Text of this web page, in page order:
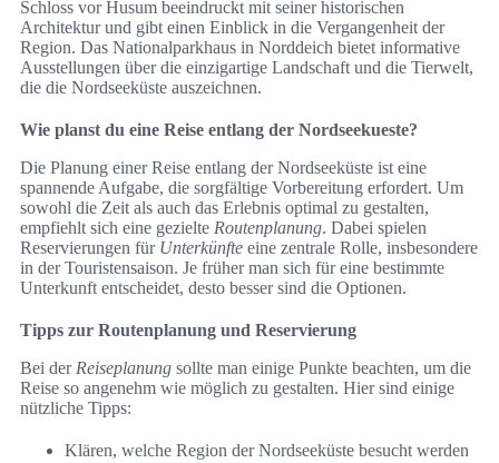
Schloss vor Husum beeindruckt mit seiner historischen
Architektur und gibt einen Einblick in die Vergangenheit der
Region. Das Nationalparkhaus in Norddeich bietet informative
Ausstellungen über die einzigartige Landschaft und die Tierwelt,
die die Nordseeküste auszeichnen.
Wie planst du eine Reise entlang der Nordseekueste?
Die Planung einer Reise entlang der Nordseeküste ist eine
spannende Aufgabe, die sorgfältige Vorbereitung erfordert. Um
sowohl die Zeit als auch das Erlebnis optimal zu gestalten,
empfiehlt sich eine gezielte Routenplanung. Dabei spielen
Reservierungen für Unterkünfte eine zentrale Rolle, insbesondere
in der Touristensaison. Je früher man sich für eine bestimmte
Unterkunft entscheidet, desto besser sind die Optionen.
Tipps zur Routenplanung und Reservierung
Bei der Reiseplanung sollte man einige Punkte beachten, um die
Reise so angenehm wie möglich zu gestalten. Hier sind einige
nützliche Tipps:
Klären, welche Region der Nordseeküste besucht werden